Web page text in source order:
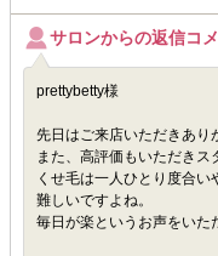
サロンからの返信コ
prettybetty様
先日はご来店いただきあり
また、高評価もいただきス
くせ毛は一人ひとり度合
難しいですよね。
毎日が楽というお声をいた